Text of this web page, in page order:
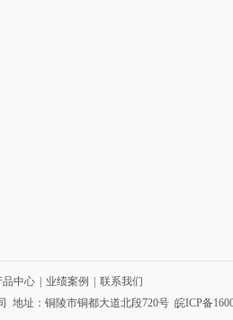
品中心 | 业绩案例 | 联系我们
地址：铜陵市铜都大道北段720号 皖ICP备